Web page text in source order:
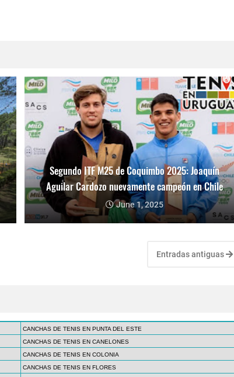
Segundo ITF M25 de Coquimbo 2025: Joaquín
Aguilar Cardozo nuevamente campeón en Chile
June 1, 2025
Entradas antiguas
CANCHAS DE TENIS EN PUNTA DEL ESTE
CANCHAS DE TENIS EN CANELONES
CANCHAS DE TENIS EN COLONIA
CANCHAS DE TENIS EN FLORES